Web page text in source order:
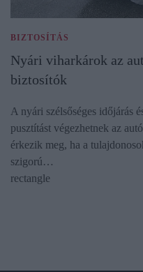
BIZTOSÍTÁS
Nyári viharkárok az
biztosítók
A nyári szélsőséges időjárás
pusztítást végezhetnek az
érkezik meg, ha a
szigorú…
rectangle